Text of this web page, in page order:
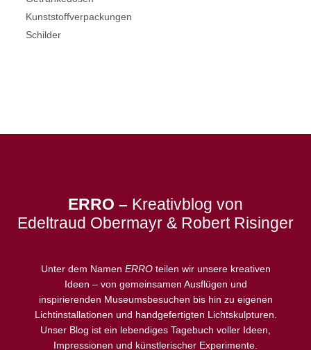
Kunststoffverpackungen
Schilder
ERRO – Kreativblog von
Edeltraud Obermayr & Robert Risinger
Unter dem Namen ERROteilen wir unsere kreativen
Ideen – von gemeinsamen Ausflügen und
inspirierenden Museumsbesuchen bis hin zu eigenen
Lichtinstallationen und handgefertigten Lichtskulpturen.
Unser Blog ist ein lebendiges Tagebuch voller Ideen,
Impressionen und künstlerischer Experimente.